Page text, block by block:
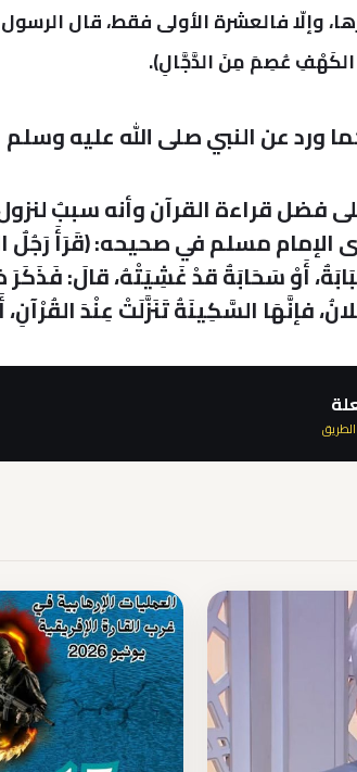
وإلّا فالعشرة الأولى فقط، قال
عُصِمَ مِنَ الدَّجَّالِ).
ورد عن النبي صلى الله عليه وسلم
فضل قراءة القرآن وأنه سببٌ
الإمام مسلم في صحيحه: (قَرَأَ رَجُلٌ
أَوْ سَحَابَةٌ قدْ غَشِيَتْهُ، قالَ: فَذَكَرَ
فإنَّهَا السَّكِينَةُ تَنَزَّلَتْ عِنْدَ القُرْآنِ،